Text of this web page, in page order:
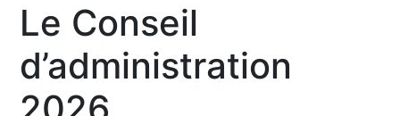
Le Conseil
d’administration